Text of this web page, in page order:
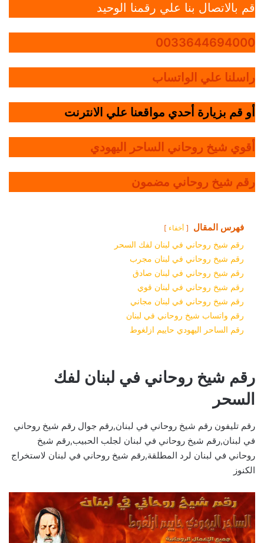
قم بالاتصال بنا علي رقمنا الوحيد
0033644694000
راسلنا علي الواتساب
أو قم بزيارة أحدي مواقعنا علي الانترنت
أقوي شيخ روحاني الساحر اليهودي
رقم شيخ روحاني مضمون
فهرس المقال أخفاء
رقم شيخ روحاني في لبنان لفك السحر
رقم شيخ روحاني في لبنان مجرب
رقم شيخ روحاني في لبنان صادق
رقم شيخ روحاني في لبنان قوي
رقم شيخ روحاني في لبنان مجاني
رقم واتساب شيخ روحاني في لبنان
رقم الساحر اليهودي حاييم ازلغوط
رقم شيخ روحاني في لبنان لفك
السحر
رقم تليفون رقم شيخ روحاني في لبنان,رقم جوال رقم شيخ روحاني
في لبنان,رقم شيخ روحاني في لبنان لجلب الحبيب,رقم شيخ
روحاني في لبنان لرد المطلقة,رقم شيخ روحاني في لبنان لاستخراج
الكنوز